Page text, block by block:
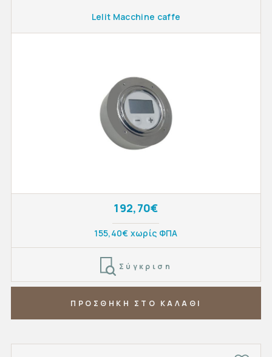
Lelit Macchine caffe
192,70€
155,40€ χωρίς ΦΠΑ
Σύγκριση
ΠΡΟΣΘΗΚΗ ΣΤΟ ΚΑΛΑΘΙ